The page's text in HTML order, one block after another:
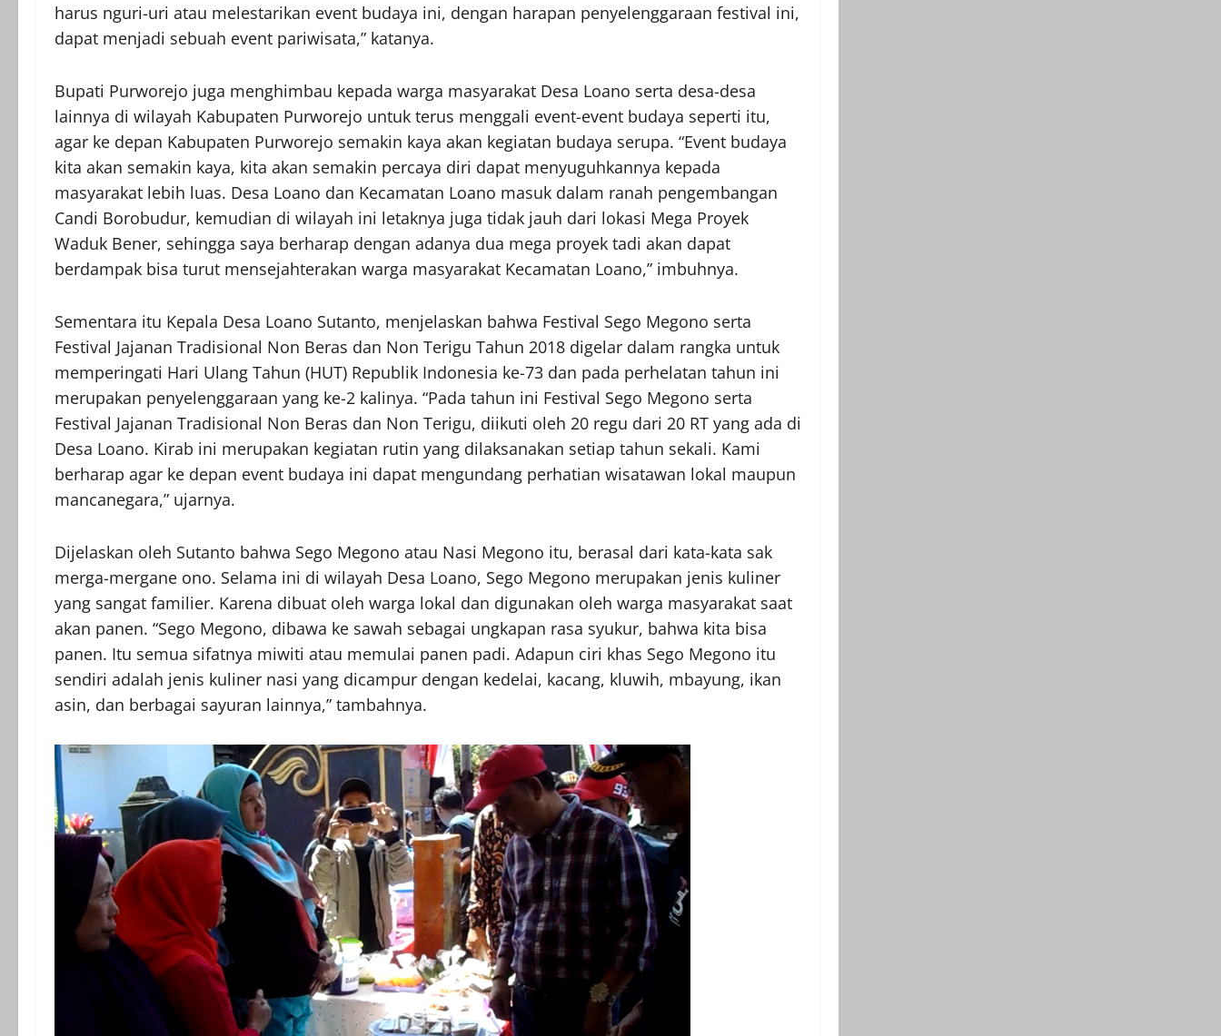
harus nguri-uri atau melestarikan event budaya ini, dengan harapan penyelenggaraan festival ini,
dapat menjadi sebuah event pariwisata,” katanya.
Bupati Purworejo juga menghimbau kepada warga masyarakat Desa Loano serta desa-desa
lainnya di wilayah Kabupaten Purworejo untuk terus menggali event-event budaya seperti itu,
agar ke depan Kabupaten Purworejo semakin kaya akan kegiatan budaya serupa. “Event budaya
kita akan semakin kaya, kita akan semakin percaya diri dapat menyuguhkannya kepada
masyarakat lebih luas. Desa Loano dan Kecamatan Loano masuk dalam ranah pengembangan
Candi Borobudur, kemudian di wilayah ini letaknya juga tidak jauh dari lokasi Mega Proyek
Waduk Bener, sehingga saya berharap dengan adanya dua mega proyek tadi akan dapat
berdampak bisa turut mensejahterakan warga masyarakat Kecamatan Loano,” imbuhnya.
Sementara itu Kepala Desa Loano Sutanto, menjelaskan bahwa Festival Sego Megono serta
Festival Jajanan Tradisional Non Beras dan Non Terigu Tahun 2018 digelar dalam rangka untuk
memperingati Hari Ulang Tahun (HUT) Republik Indonesia ke-73 dan pada perhelatan tahun ini
merupakan penyelenggaraan yang ke-2 kalinya. “Pada tahun ini Festival Sego Megono serta
Festival Jajanan Tradisional Non Beras dan Non Terigu, diikuti oleh 20 regu dari 20 RT yang ada di
Desa Loano. Kirab ini merupakan kegiatan rutin yang dilaksanakan setiap tahun sekali. Kami
berharap agar ke depan event budaya ini dapat mengundang perhatian wisatawan lokal maupun
mancanegara,” ujarnya.
Dijelaskan oleh Sutanto bahwa Sego Megono atau Nasi Megono itu, berasal dari kata-kata sak
merga-mergane ono. Selama ini di wilayah Desa Loano, Sego Megono merupakan jenis kuliner
yang sangat familier. Karena dibuat oleh warga lokal dan digunakan oleh warga masyarakat saat
akan panen. “Sego Megono, dibawa ke sawah sebagai ungkapan rasa syukur, bahwa kita bisa
panen. Itu semua sifatnya miwiti atau memulai panen padi. Adapun ciri khas Sego Megono itu
sendiri adalah jenis kuliner nasi yang dicampur dengan kedelai, kacang, kluwih, mbayung, ikan
asin, dan berbagai sayuran lainnya,” tambahnya.